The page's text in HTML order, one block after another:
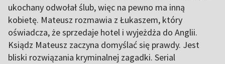
ukochany odwołał ślub, więc na pewno ma inną
kobietę. Mateusz rozmawia z Łukaszem, który
oświadcza, że sprzedaje hotel i wyjeżdża do Anglii.
Ksiądz Mateusz zaczyna domyślać się prawdy. Jest
bliski rozwiązania kryminalnej zagadki. Serial